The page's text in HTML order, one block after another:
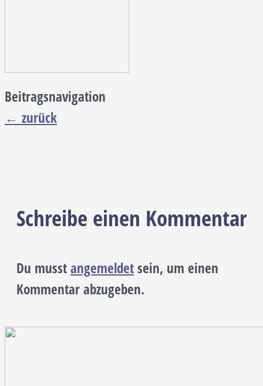
Beitragsnavigation
← zurück
Schreibe einen Kommentar
Du musstangemeldetsein, um einen
Kommentar abzugeben.